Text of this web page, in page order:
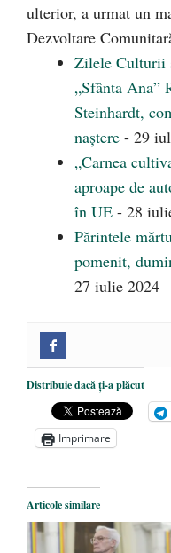
ulterior, a urmat un
Dezvoltare
Zilele Culturii
„Sfânta Ana”
Steinhardt,
naștere - 29
„Carnea
aproape de
în UE - 28
Părintele
pomenit,
27 iulie 2024
Distribuie dacă ți-a plăcut
Imprimare
Articole similare